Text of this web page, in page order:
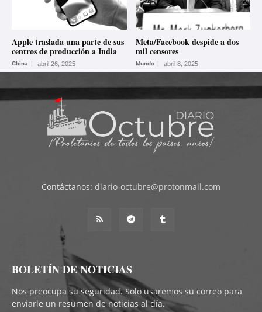
Apple traslada una parte de sus
centros de producción a India
China abril 26, 2025
Meta/Facebook despide a dos
mil censores
Mundo abril 8, 2025
Contáctanos: diario-octubre@protonmail.com
BOLETÍN DE NOTICIAS
Nos preocupa su seguridad. Solo usaremos su correo para
enviarle un resumen de noticias al día.